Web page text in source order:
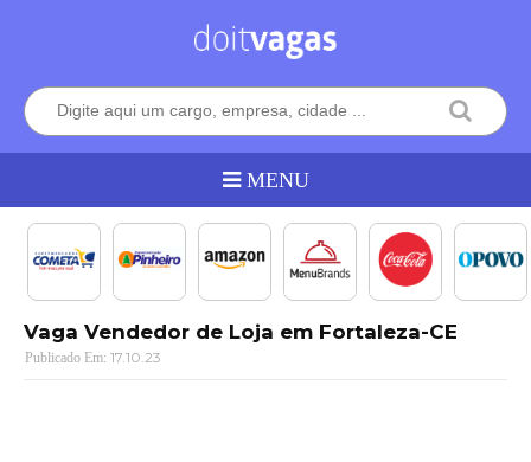
Vaga Vendedor de Loja em Fortaleza-CE
17.10.23